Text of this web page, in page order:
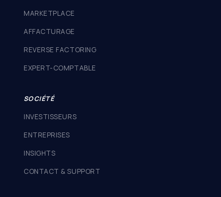
MARKETPLACE
AFFACTURAGE
REVERSE FACTORING
EXPERT-COMPTABLE
SOCIÉTÉ
INVESTISSEURS
ENTREPRISES
INSIGHTS
CONTACT & SUPPORT